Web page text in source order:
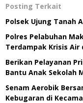
Posting Terkait
Polsek Ujung Tanah
Polres Pelabuhan
Terdampak Krisis Air
Berikan Pelayanan
Bantu Anak Sekolah
Senam Aerobik
Kebugaran di